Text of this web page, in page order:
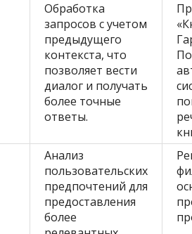
Обработка
запросов с учетом
предыдущего
контекста, что
позволяет вести
диалог и получать
более точные
ответы.
Анализ
пользовательских
предпочтений для
предоставления
более